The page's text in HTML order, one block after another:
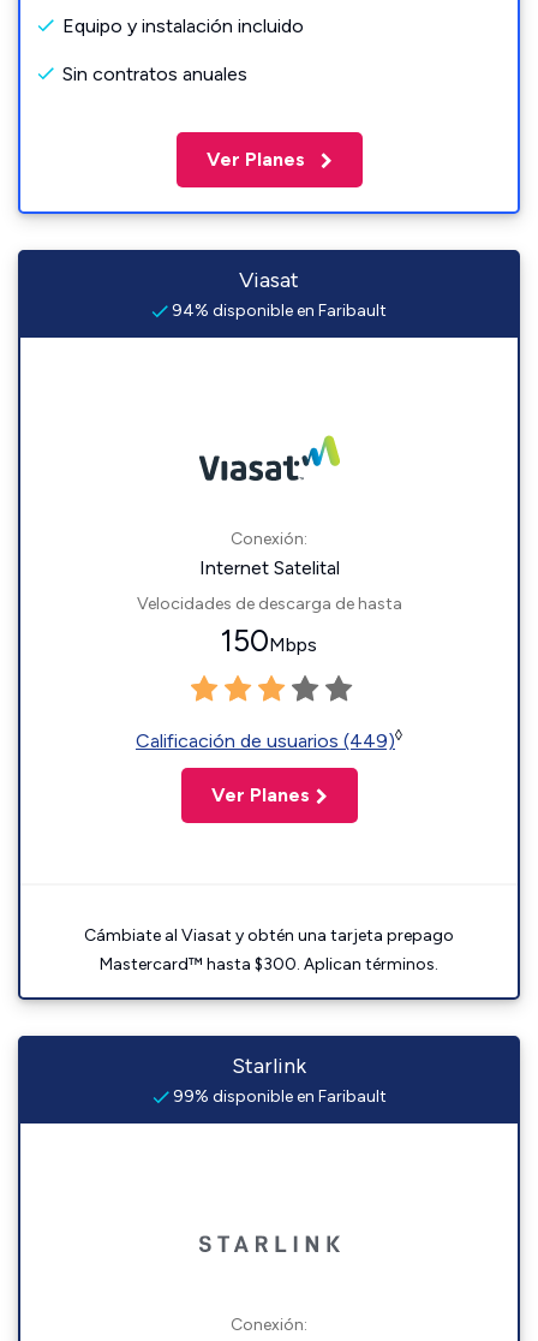
Equipo y instalación incluido
Sin contratos anuales
Ver Planes
Viasat
94% disponible en Faribault
Conexión:
Internet Satelital
Velocidades de descarga de hasta
150Mbps
Calificación de usuarios (449)◊
Ver Planes
Cámbiate al Viasat y obtén una tarjeta prepago
Mastercard™ hasta $300. Aplican términos.
Starlink
99% disponible en Faribault
Conexión: